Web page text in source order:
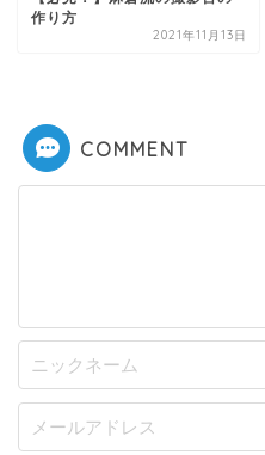
作り方
2021年11月13日
COMMENT